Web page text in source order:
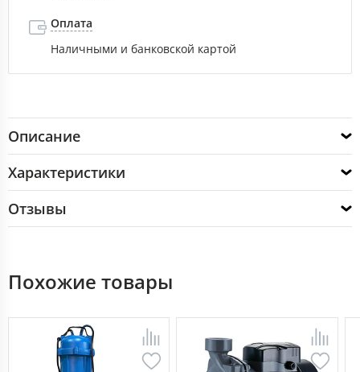
Оплата
Наличными и банковской картой
Описание
Характеристики
Отзывы
Похожие товары